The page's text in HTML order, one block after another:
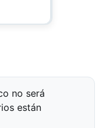
no será
están